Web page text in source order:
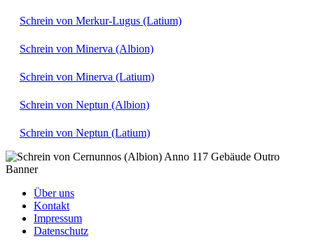
Schrein von Merkur-Lugus (Latium)
Schrein von Minerva (Albion)
Schrein von Minerva (Latium)
Schrein von Neptun (Albion)
Schrein von Neptun (Latium)
Über uns
Kontakt
Impressum
Datenschutz